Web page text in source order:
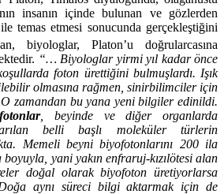
insanın içinde bulunan ve gözlerden
ile temas etmesi sonucunda gerçekleştiğini
biyologlar, Platon’u doğrularcasına
“… Biyologlar yirmi yıl kadar önce
foton ürettiğini bulmuşlardı. Işık
olmasına rağmen, sinirbilimciler için
zamandan bu yana yeni bilgiler edinildi.
,
beyinde ve diğer organlarda
belli başlı moleküler türlerin
Memeli beyni biyofotonlarını 200 ila
yani yakın enfraruj-kızılötesi alan
doğal olarak biyofoton üretiyorlarsa
aynı süreci bilgi aktarmak için de